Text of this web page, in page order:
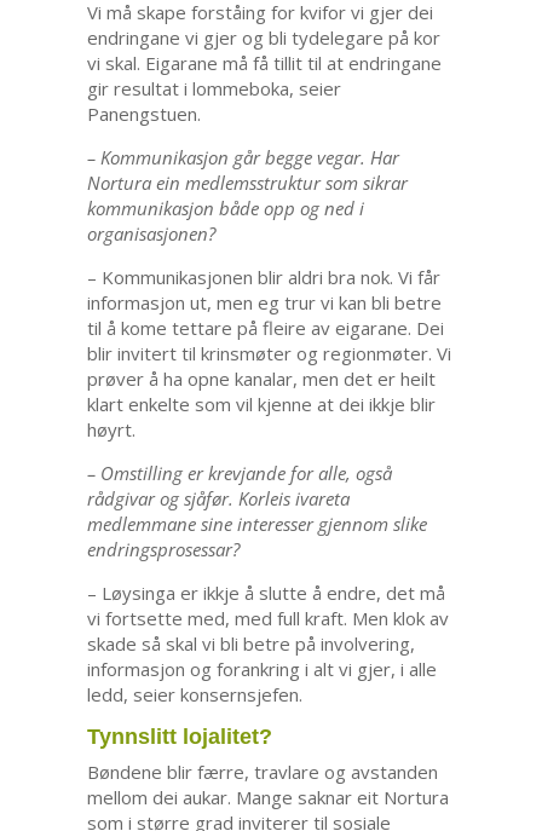
Vi må skape forståing for kvifor vi gjer dei
endringane vi gjer og bli tydelegare på kor
vi skal. Eigarane må få tillit til at endringane
gir resultat i lommeboka, seier
Panengstuen.
– Kommunikasjon går begge vegar. Har
Nortura ein medlemsstruktur som sikrar
kommunikasjon både opp og ned i
organisasjonen?
– Kommunikasjonen blir aldri bra nok. Vi får
informasjon ut, men eg trur vi kan bli betre
til å kome tettare på fleire av eigarane. Dei
blir invitert til krinsmøter og regionmøter. Vi
prøver å ha opne kanalar, men det er heilt
klart enkelte som vil kjenne at dei ikkje blir
høyrt.
– Omstilling er krevjande for alle, også
rådgivar og sjåfør. Korleis ivareta
medlemmane sine interesser gjennom slike
endringsprosessar?
– Løysinga er ikkje å slutte å endre, det må
vi fortsette med, med full kraft. Men klok av
skade så skal vi bli betre på involvering,
informasjon og forankring i alt vi gjer, i alle
ledd, seier konsernsjefen.
Tynnslitt lojalitet?
Bøndene blir færre, travlare og avstanden
mellom dei aukar. Mange saknar eit Nortura
som i større grad inviterer til sosiale